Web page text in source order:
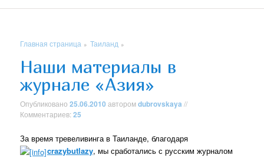
Главная страница »Таиланд »
Наши материалы в
журнале «Азия»
Опубликовано25.06.2010 авторомdubrovskaya //
Комментариев:25
За время тревеливинга в Таиланде, благодаря
crazybutlazy, мы сработались с русским журналом